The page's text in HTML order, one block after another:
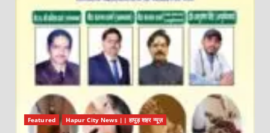
Featured Hapur City News || हापुड़ शहर न्यूज़